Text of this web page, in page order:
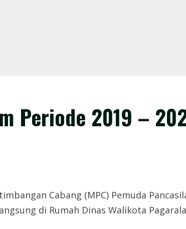
Periode 2019 –
Cabang (MPC) Pemuda
di Rumah Dinas Walikota